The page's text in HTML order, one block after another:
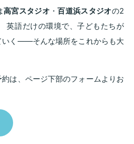
高宮スタジオ ・百道浜スタジオの2
英語だけの環境で、子どもたちが
いく——そんな場所をこれからも大
は、ページ下部のフォームよりお